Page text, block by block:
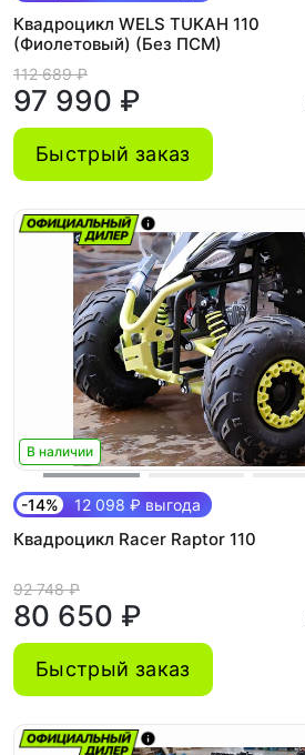
Квадроцикл WELS TUKAH 110
(Фиолетовый) (Без ПСМ)
112 689 ₽
97 990 ₽
Быстрый заказ
В наличии
-14% 12 098 ₽ выгода
Квадроцикл Racer Raptor 110
92 748 ₽
80 650 ₽
Быстрый заказ